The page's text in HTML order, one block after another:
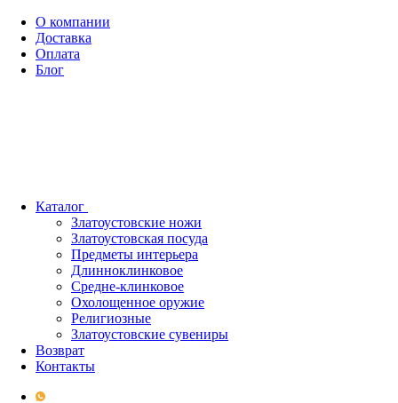
О компании
Доставка
Оплата
Блог
Каталог
Златоустовские ножи
Златоустовская посуда
Предметы интерьера
Длинноклинковое
Средне-клинковое
Охолощенное оружие
Религиозные
Златоустовские сувениры
Возврат
Контакты